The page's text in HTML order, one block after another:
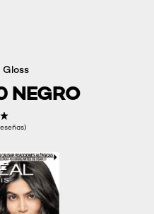
NEGRO